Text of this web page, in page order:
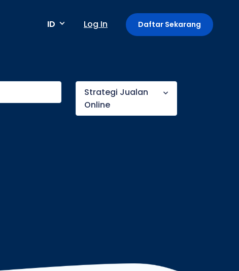
Metode pembayaran
ID Log In Daftar Sekarang
Strategi Jualan
Online